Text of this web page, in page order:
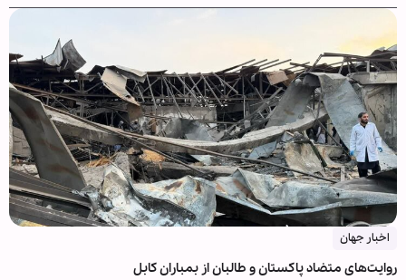
اخبار جهان
روایت‌های متضاد پاکستان و طالبان از بمباران کابل